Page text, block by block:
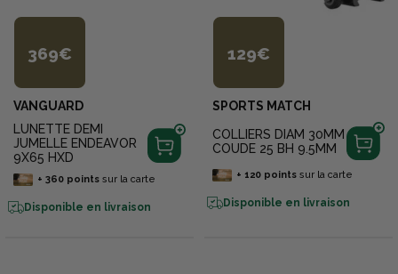
369€
VANGUARD
LUNETTE DEMI
JUMELLE ENDEAVOR
9X65 HXD
+ 360pointssur la carte
Disponible en livraison
129€
SPORTS MATCH
COLLIERS DIAM 30MM
COUDE 25 BH 9.5MM
+ 120pointssur la carte
Disponible en livraison